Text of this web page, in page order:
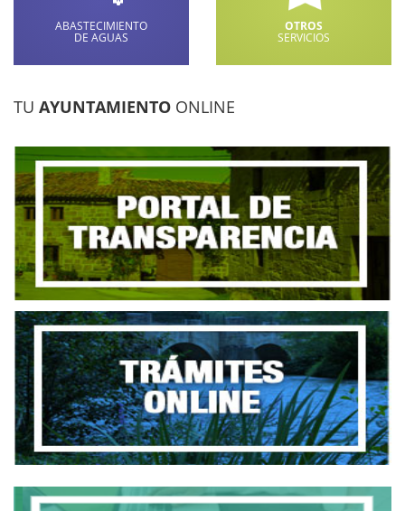
ABASTECIMIENTO
DE AGUAS
OTROS
SERVICIOS
TU AYUNTAMIENTO ONLINE